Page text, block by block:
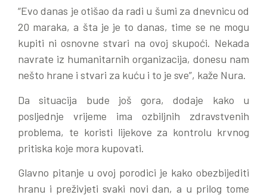
“Evo danas je otišao da radi u šumi za dnevnicu od
20 maraka, a šta je je to danas, time se ne mogu
kupiti ni osnovne stvari na ovoj skupoći. Nekada
navrate iz humanitarnih organizacija, donesu nam
nešto hrane i stvari za kuću i to je sve”, kaže Nura.
Da situacija bude još gora, dodaje kako u
posljednje vrijeme ima ozbiljnih zdravstvenih
problema, te koristi lijekove za kontrolu krvnog
pritiska koje mora kupovati.
Glavno pitanje u ovoj porodici je kako obezbijediti
hranu i preživjeti svaki novi dan, a u prilog tome